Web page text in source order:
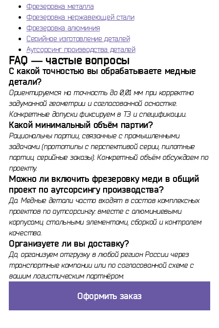
Фрезеровка металла
Фрезеровка нержавеющей стали
Фрезеровка алюминия
Серийное изготовление деталей
Аутсорсинг производства деталей
FAQ — частые вопросы
С какой точностью вы обрабатываете медные
детали?
Ориентируемся на точность до 0,01 мм при корректно
задуманной геометрии и согласованной оснастке.
Конкретные допуски фиксируем в ТЗ и спецификации.
Какой минимальный объём партии?
Рациональны партии, связанные с промышленными
задачами (прототипы с перспективой серии, пилотные
партии, серийные заказы). Конкретный объём обсуждаем по
проекту.
Можно ли включить фрезеровку меди в общий
проект по аутсорсингу производства?
Да. Медные детали часто входят в состав комплексных
проектов по аутсорсингу: вместе с алюминиевыми
корпусами, стальными элементами, сборкой и контролем
качества.
Организуете ли вы доставку?
Да, организуем отгрузку в любой регион России через
транспортные компании или по согласованной схеме с
вашим логистическим партнёром.
Оформить заказ